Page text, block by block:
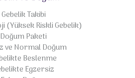
Gebelik Takibi
(Yüksek Riskli Gebelik)
Doğum Paketi
ve Normal Doğum
Beslenme
Egzersiz